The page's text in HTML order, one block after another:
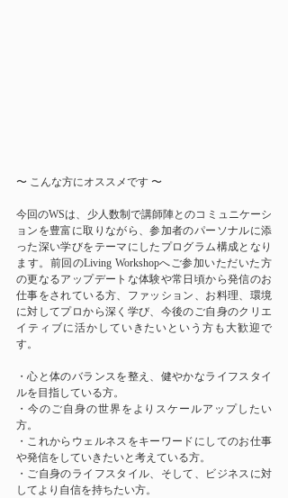
〜 こんな方にオススメです 〜
今回のWSは、少人数制で講師陣とのコミュニケーシ
ョンを豊富に取りながら、参加者のパーソナルに添
った深い学びをテーマにしたプログラム構成となり
ます。前回のLiving Workshopへご参加いただいた方
の更なるアップデートな体験や常日頃から発信のお
仕事をされている方、ファッション、お料理、環境
に対してプロから深く学び、今後のご自身のクリエ
イティブに活かしていきたいという方も大歓迎で
す。
・心と体のバランスを整え、健やかなライフスタイ
ルを目指している方。
・今のご自身の世界をよりスケールアップしたい
方。
・これからウェルネスをキーワードにしてのお仕事
や発信をしていきたいと考えている方。
・ご自身のライフスタイル、そして、ビジネスに対
してより自信を持ちたい方。